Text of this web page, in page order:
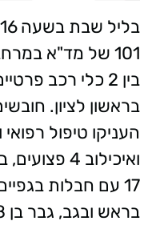
בליל שבת
101 של מד"א
בין 2 כלי רכב
בראשון לציון.
העניקו טיפול רפואי
17 עם חבלות בגפיים, גבר בן 22